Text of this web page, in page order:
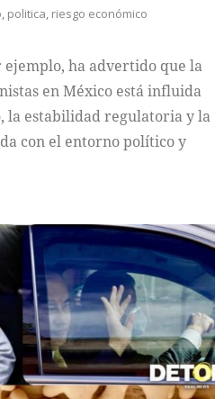
politica riesgo económico
ha advertido que la
en México está influida
la estabilidad regulatoria y la
con el entorno político y